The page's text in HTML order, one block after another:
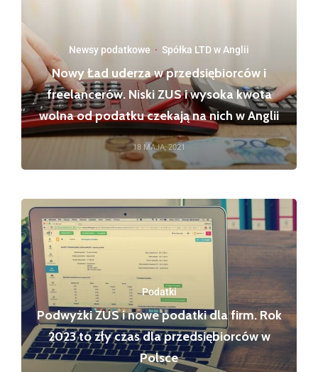
Newsy podatkowe · Spółka LTD w Anglii
Nowy Ład uderza w przedsiębiorców i
freelancerów. Niski ZUS i wysoka kwota
wolna od podatku czekają na nich w Anglii
18 MAJA, 2021
Podatki
Podwyżki ZUS i nowe podatki dla firm. Rok
2023 to zły czas dla przedsiębiorców w
Polsce